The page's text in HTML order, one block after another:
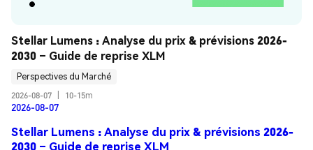
Stellar Lumens : Analyse du prix & prévisions 2026-
2030 – Guide de reprise XLM
Perspectives du Marché
2026-08-07
10-15m
2026-08-07
Stellar Lumens : Analyse du prix & prévisions 2026-
2030 – Guide de reprise XLM